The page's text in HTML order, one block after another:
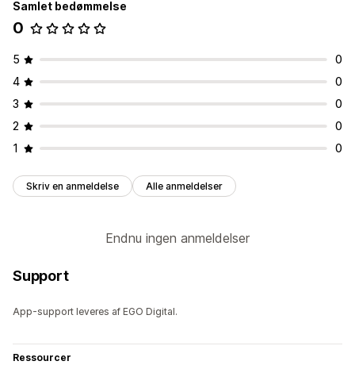
Samlet bedømmelse
0
5
0
4
0
3
0
2
0
1
0
Skriv en anmeldelse Alle anmeldelser
Endnu ingen anmeldelser
Support
App-support leveres af EGO Digital.
Ressourcer